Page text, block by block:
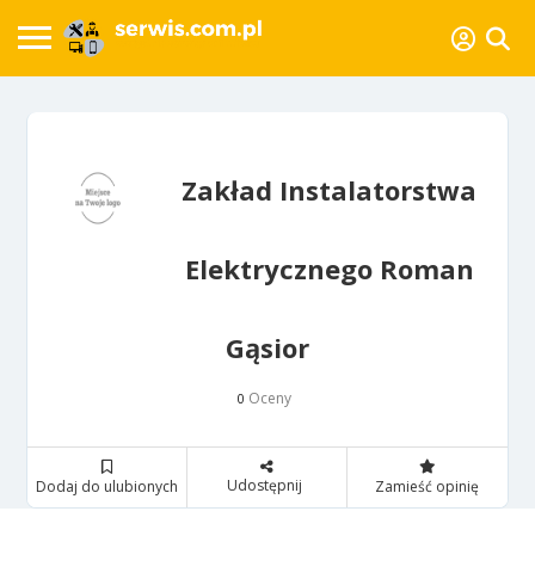
Zakład Instalatorstwa
Elektrycznego Roman
Gąsior
0 Oceny
Dodaj do ulubionych Udostępnij Zamieść opinię